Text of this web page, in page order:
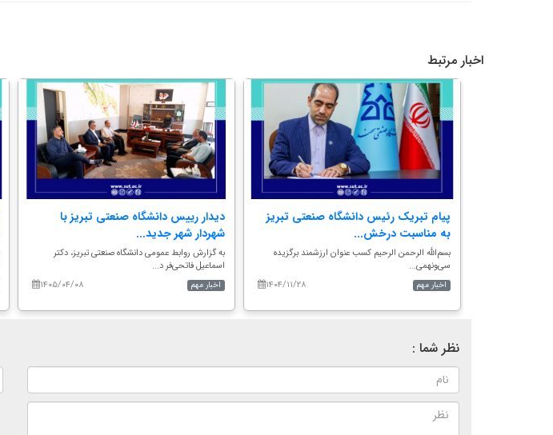
اخبار مرتبط
دیدار رییس دانشگاه صنعتی تبریز با
شهردار شهر جدید...
به گزارش روابط عمومی دانشگاه صنعتی تبریز، دکتر
اسماعیل فاتحی‌فر د...
۱۴۰۵/۰۴/۰۸
اخبار مهم
پیام تبریک رئیس دانشگاه صنعتی تبریز
به مناسبت درخش...
بسم‌الله الرحمن الرحیم کسب عنوان ارزشمند برگزیده
سی‌ونهمی...
۱۴۰۴/۱۱/۲۸
اخبار مهم
نظر شما :